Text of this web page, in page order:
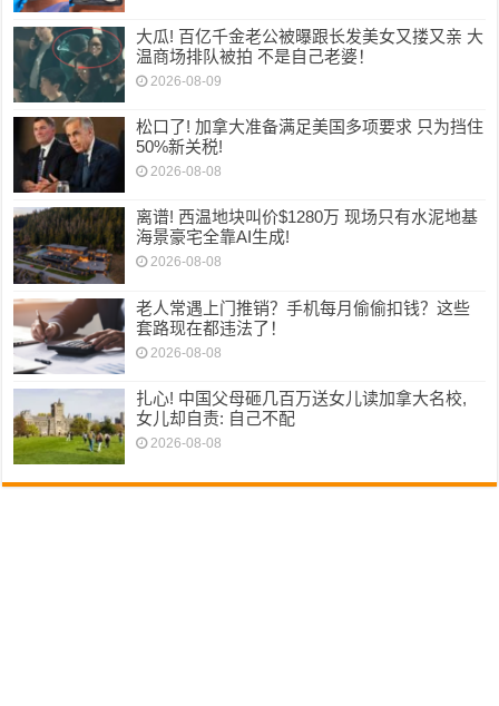
大瓜! 百亿千金老公被曝跟长发美女又搂又亲 大
温商场排队被拍 不是自己老婆！
2026-08-09
松口了! 加拿大准备满足美国多项要求 只为挡住
50%新关税!
2026-08-08
离谱! 西温地块叫价$1280万 现场只有水泥地基
海景豪宅全靠AI生成!
2026-08-08
老人常遇上门推销？手机每月偷偷扣钱？这些
套路现在都违法了！
2026-08-08
扎心! 中国父母砸几百万送女儿读加拿大名校,
女儿却自责: 自己不配
2026-08-08